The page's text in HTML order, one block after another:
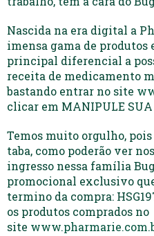
Nascida na era digital a
imensa gama de
principal diferencial a
receita de medicamento
bastando entrar no site
clicar em MANIPULE SUA
Temos muito orgulho,
taba, como poderão ver
ingresso nessa família
promocional exclusivo
termino da compra:
os produtos comprados no
site